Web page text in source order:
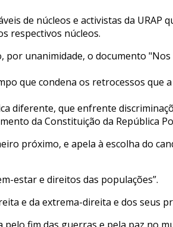
de núcleos e activistas da URAP
respectivos núcleos.
unanimidade, o documento "Nos
que condena os retrocessos que
diferente, que enfrente
da Constituição da República
próximo, e apela à escolha do
estar e direitos das populações”.
e da extrema-direita e dos seus